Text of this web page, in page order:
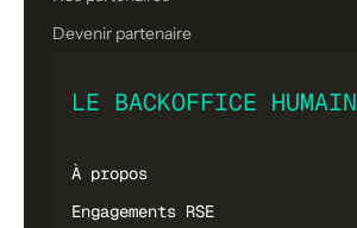
Devenir partenaire
LE BACKOFFICE HUMAIN
À propos
Engagements RSE